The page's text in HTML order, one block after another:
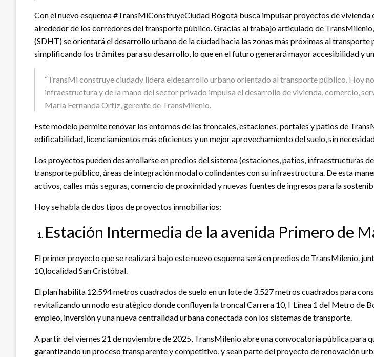
Con el nuevo esquema #TransMiConstruyeCiudad Bogotá busca impulsar proyectos de
alrededor de los corredores del transporte público. Gracias al trabajo articulado de
(SDHT) se orientará el desarrollo urbano de la ciudad hacia las zonas más próximas al
simplificando los trámites para su desarrollo, lo que en el futuro generará mayor accesibilidad y
“TransMi construye ciudady lidera eldesarrollo urbano orientado al transporte público. Hoy
infraestructura y de la mano del sector privado impulsa el desarrollo de vivienda, comercio,
María Fernanda Ortiz, gerente de TransMilenio.
Este modelo permite renovar los entornos de las troncales, estaciones, portales y patios de
edificabilidad, licenciamientos más eficientes y un mejor aprovechamiento del suelo, sin
Los proyectos pueden desarrollarse en predios del sistema (estaciones, patios, infraestructuras
transporte público, áreas de integración modal o colindantes con su infraestructura. De esta
activos, calles más seguras, comercio de proximidad y nuevas fuentes de ingresos para la
Hoy se habla de dos tipos de proyectos inmobiliarios:
Estación Intermedia de la avenida Primero de
El primer proyecto que se realizará bajo este nuevo esquema será en predios de TransMilenio.
10,localidad San Cristóbal.
El plan habilita 12.594 metros cuadrados de suelo en un lote de 3.527 metros cuadrados para
revitalizando un nodo estratégico donde confluyen la troncal Carrera 10, l Línea 1 del Metro de
empleo, inversión y una nueva centralidad urbana conectada con los sistemas de transporte.
A partir del viernes 21 de noviembre de 2025, TransMilenio abre una convocatoria pública para
garantizando un proceso transparente y competitivo, y sean parte del proyecto de renovación